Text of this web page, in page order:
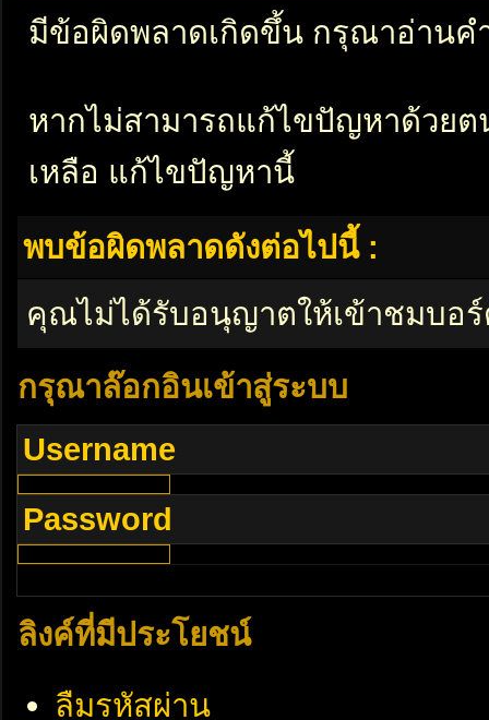
มีข้อผิดพลาดเกิดขึ้น กรุณาอ่านค
หากไม่สามารถแก้ไขปัญหาด้วย
เหลือ แก้ไขปัญหานี้
พบข้อผิดพลาดดังต่อไปนี้ :
คุณไม่ได้รับอนุญาตให้เข้าชมบอ
กรุณาล๊อกอินเข้าสู่ระบบ
Username
Password
ลิงค์ที่มีประโยชน์
ลืมรหัสผ่าน